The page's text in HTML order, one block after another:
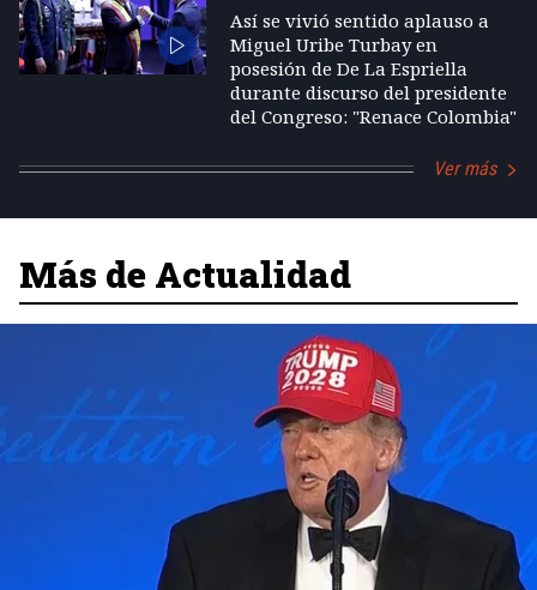
Así se vivió sentido aplauso a
Miguel Uribe Turbay en
posesión de De La Espriella
durante discurso del presidente
del Congreso: "Renace Colombia"
Ver más
Más de Actualidad